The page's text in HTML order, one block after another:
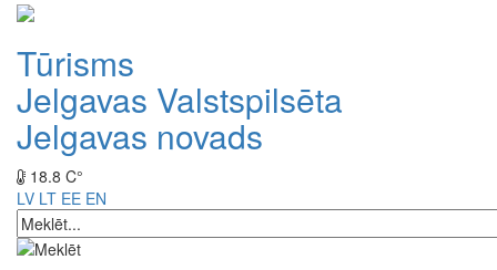
Tūrisms
Jelgavas Valstspilsēta
Jelgavas novads
18.8 C°
LV LT EE EN